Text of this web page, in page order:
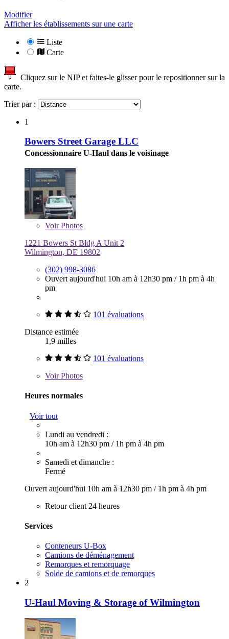
Modifier
Afficher les établissements sur une carte
Liste
Carte
Cliquez sur le NIP et faites-le glisser pour le repositionner sur la
carte.
Trier par :
1
Bowers Street Garage LLC
Concessionnaire U-Haul dans le voisinage
VoirPhotos
1221 Bowers St Bldg A Unit 2
Wilmington, DE 19802
(302) 998-3086
Ouvert aujourd'hui 10h am à 12h30 pm / 1h pm à 4h
pm
101 évaluations
Distance estimée
1,9 milles
101 évaluations
VoirPhotos
Heures normales
Voir tout
Lundi au vendredi :
10h am à 12h30 pm / 1h pm à 4h pm
Samedi et dimanche :
Fermé
Ouvert aujourd'hui 10h am à 12h30 pm / 1h pm à 4h pm
Retour client 24 heures
Services
Conteneurs U-Box
Camions de déménagement
Remorques et remorquage
Solde de camions et de remorques
2
U-Haul Moving & Storage of Wilmington